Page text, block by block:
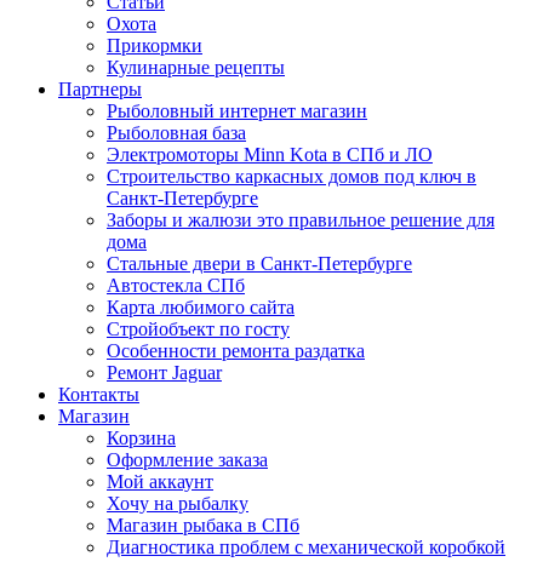
Охота
Прикормки
Кулинарные рецепты
Партнеры
Рыболовный интернет магазин
Рыболовная база
Электромоторы Minn Kota в СПб и ЛО
Строительство каркасных домов под ключ в
Санкт-Петербурге
Заборы и жалюзи это правильное решение для
дома
Стальные двери в Санкт-Петербурге
Автостекла СПб
Карта любимого сайта
Стройобъект по госту
Особенности ремонта раздатка
Ремонт Jaguar
Контакты
Магазин
Корзина
Оформление заказа
Мой аккаунт
Хочу на рыбалку
Магазин рыбака в СПб
Диагностика проблем с механической коробкой